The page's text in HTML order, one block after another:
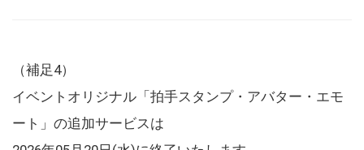
（補足4）
イベントオリジナル「拍手スタンプ・アバター・エモ
ート」の追加サービスは